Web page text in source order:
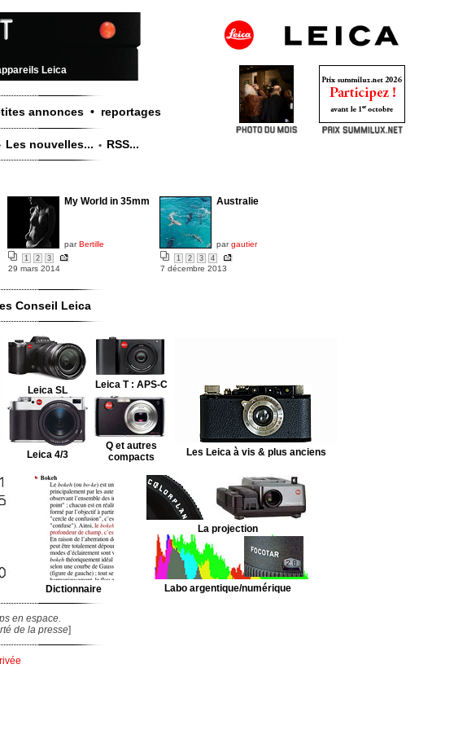
Leica
annonces • reportages
Les nouvelles... • RSS...
My World in 35mm
parBertille
1 2 3
29 mars 2014
Australie
pargautier
1 2 3 4
7 décembre 2013
Conseil Leica
Leica SL
Leica 4/3
Leica T : APS-C
Q et autres
compacts
Les Leica à vis & plus anciens
Dictionnaire
La projection
Labo argentique/numérique
en espace.
de la presse]